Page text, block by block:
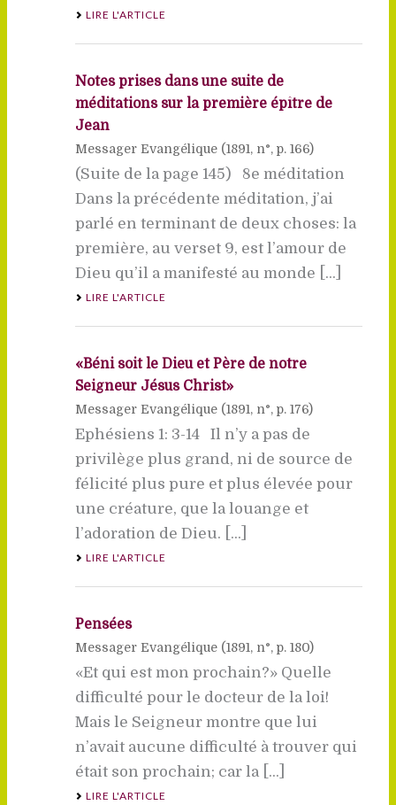
LIRE L'ARTICLE
Notes prises dans une suite de
méditations sur la première épître de
Jean
Messager Evangélique (1891, n°, p. 166)
(Suite de la page 145) 8e méditation
Dans la précédente méditation, j’ai
parlé en terminant de deux choses: la
première, au verset 9, est l’amour de
Dieu qu’il a manifesté au monde [...]
LIRE L'ARTICLE
«Béni soit le Dieu et Père de notre
Seigneur Jésus Christ»
Messager Evangélique (1891, n°, p. 176)
Ephésiens 1: 3-14 Il n’y a pas de
privilège plus grand, ni de source de
félicité plus pure et plus élevée pour
une créature, que la louange et
l’adoration de Dieu. [...]
LIRE L'ARTICLE
Pensées
Messager Evangélique (1891, n°, p. 180)
«Et qui est mon prochain?» Quelle
difficulté pour le docteur de la loi!
Mais le Seigneur montre que lui
n’avait aucune difficulté à trouver qui
était son prochain; car la [...]
LIRE L'ARTICLE